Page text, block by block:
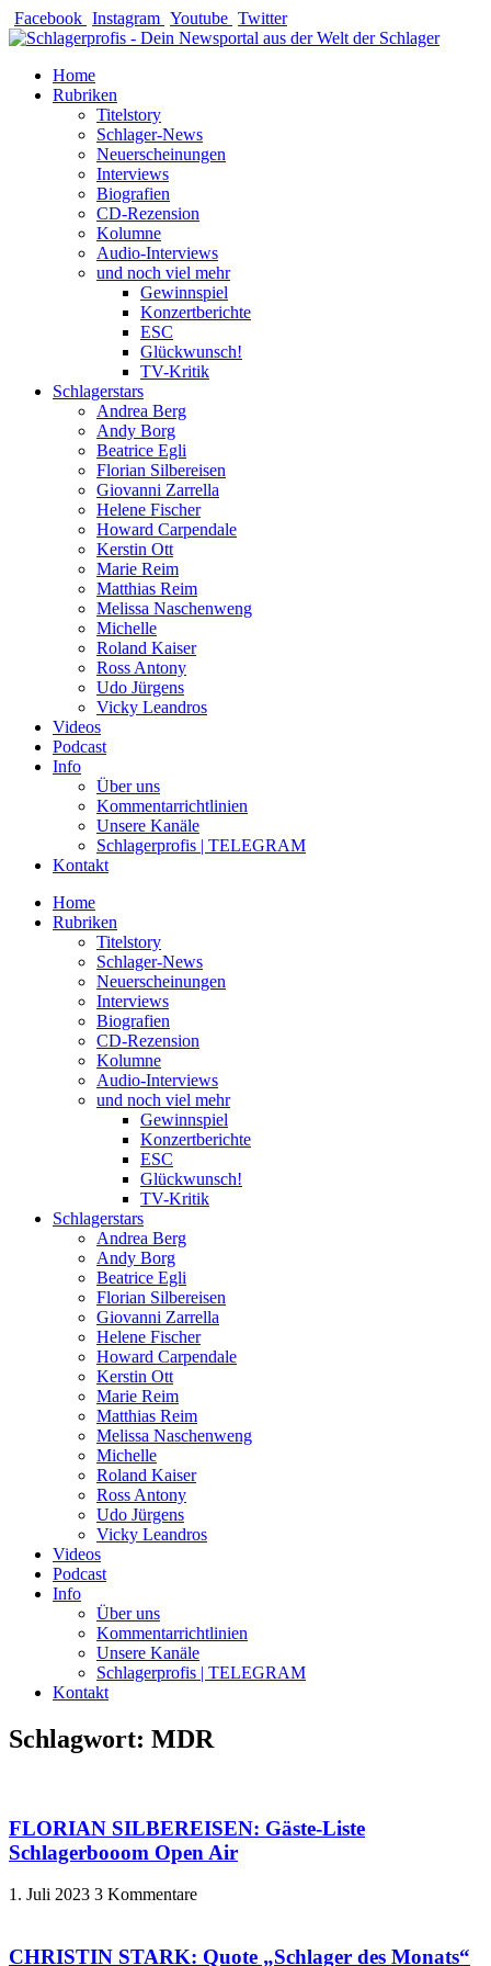
Zum
Inhalt
Facebook Instagram Youtube Twitter
Home
Rubriken
Titelstory
Schlager-News
Neuerscheinungen
Interviews
Biografien
CD-Rezension
Kolumne
Audio-Interviews
und noch viel mehr
Gewinnspiel
Konzertberichte
ESC
Glückwunsch!
TV-Kritik
Schlagerstars
Andrea Berg
Andy Borg
Beatrice Egli
Florian Silbereisen
Giovanni Zarrella
Helene Fischer
Howard Carpendale
Kerstin Ott
Marie Reim
Matthias Reim
Melissa Naschenweng
Michelle
Roland Kaiser
Ross Antony
Udo Jürgens
Vicky Leandros
Videos
Podcast
Info
Über uns
Kommentarrichtlinien
Unsere Kanäle
Schlagerprofis | TELEGRAM
Kontakt
Home
Rubriken
Titelstory
Schlager-News
Neuerscheinungen
Interviews
Biografien
CD-Rezension
Kolumne
Audio-Interviews
und noch viel mehr
Gewinnspiel
Konzertberichte
ESC
Glückwunsch!
TV-Kritik
Schlagerstars
Andrea Berg
Andy Borg
Beatrice Egli
Florian Silbereisen
Giovanni Zarrella
Helene Fischer
Howard Carpendale
Kerstin Ott
Marie Reim
Matthias Reim
Melissa Naschenweng
Michelle
Roland Kaiser
Ross Antony
Udo Jürgens
Vicky Leandros
Videos
Podcast
Info
Über uns
Kommentarrichtlinien
Unsere Kanäle
Schlagerprofis | TELEGRAM
Kontakt
Schlagwort: MDR
FLORIAN SILBEREISEN: Gäste-Liste
Schlagerbooom Open Air
1. Juli 2023 3 Kommentare
CHRISTIN STARK: Quote „Schlager des Monats“